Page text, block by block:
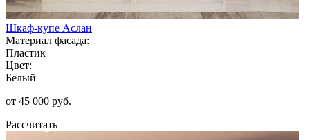
Шкаф-купе Аслан
Материал фасада:
Пластик
Цвет:
Белый
от 45 000 руб.
Рассчитать